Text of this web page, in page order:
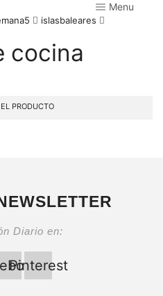
Menu
islasbaleares
cocina
PRODUCTO
Diario en:
Pinterest